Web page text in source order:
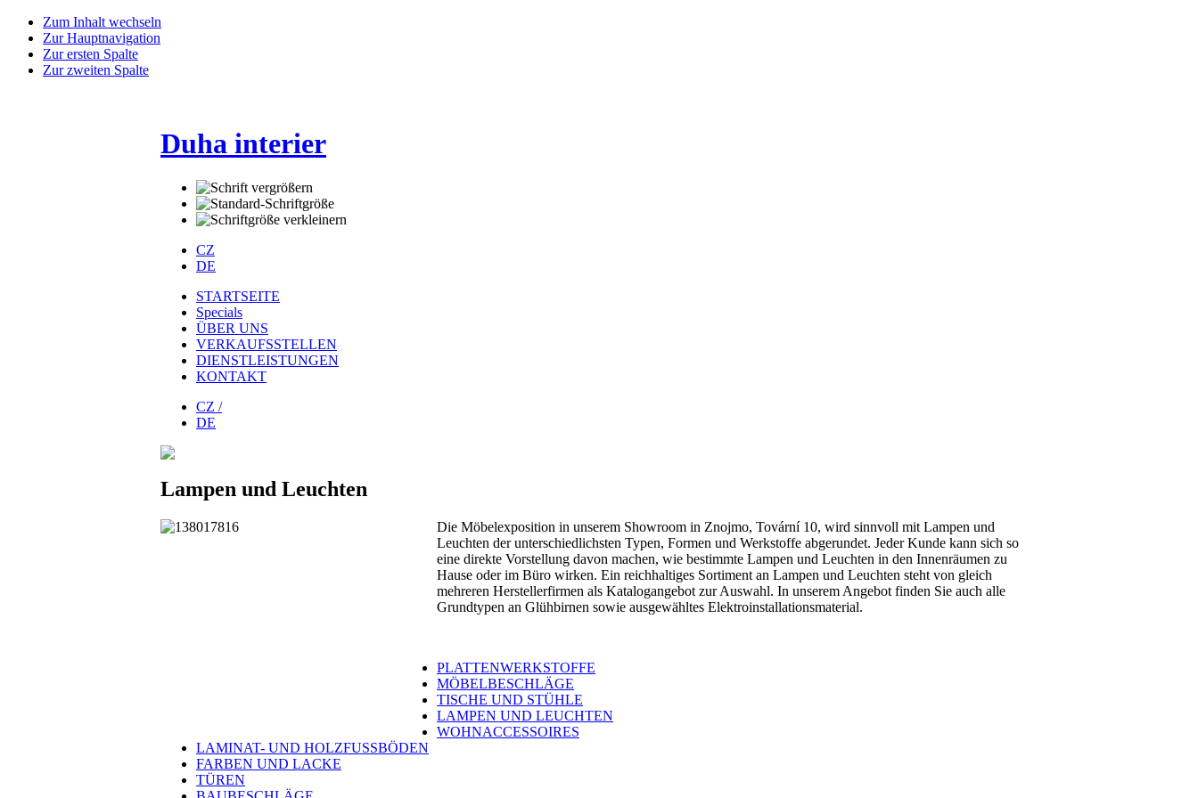
Zum Inhalt wechseln
Zur Hauptnavigation
Zur ersten Spalte
Zur zweiten Spalte
Duha interier
CZ
DE
STARTSEITE
Specials
ÜBER UNS
VERKAUFSSTELLEN
DIENSTLEISTUNGEN
KONTAKT
CZ /
DE
Lampen und Leuchten
Die Möbelexposition in unserem Showroom in Znojmo, Tovární 10, wird sinnvoll mit Lampen und
Leuchten der unterschiedlichsten Typen, Formen und Werkstoffe abgerundet. Jeder Kunde kann sich so
eine direkte Vorstellung davon machen, wie bestimmte Lampen und Leuchten in den Innenräumen zu
Hause oder im Büro wirken. Ein reichhaltiges Sortiment an Lampen und Leuchten steht von gleich
mehreren Herstellerfirmen als Katalogangebot zur Auswahl. In unserem Angebot finden Sie auch alle
Grundtypen an Glühbirnen sowie ausgewähltes Elektroinstallationsmaterial.
PLATTENWERKSTOFFE
MÖBELBESCHLÄGE
TISCHE UND STÜHLE
LAMPEN UND LEUCHTEN
WOHNACCESSOIRES
LAMINAT- UND HOLZFUSSBÖDEN
FARBEN UND LACKE
TÜREN